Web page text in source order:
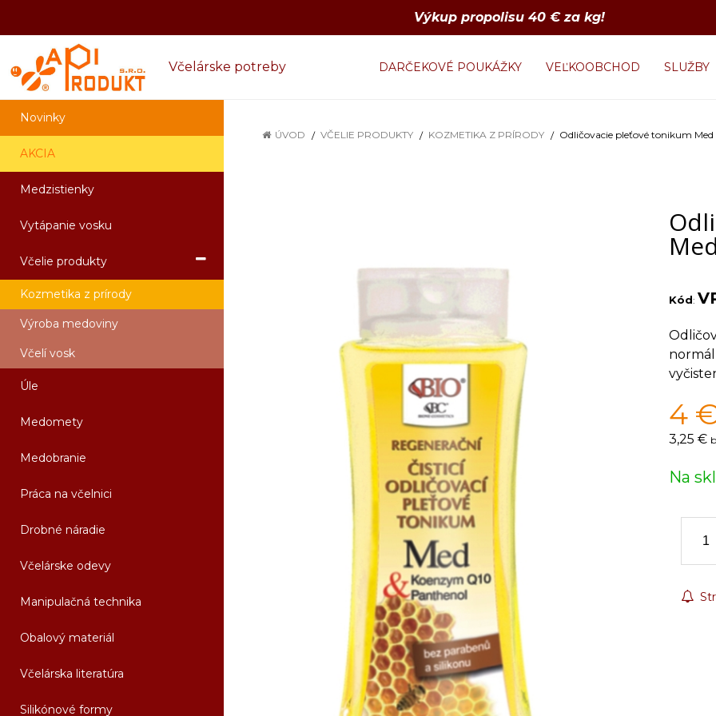
Výkup propolisu 40 € za kg!
Včelárske potreby DARČEKOVÉ POUKÁŽKY VEĽKOOBCHOD SLUŽBY
Novinky
AKCIA
Medzistienky
Vytápanie vosku
Včelie produkty
Kozmetika z prírody
Výroba medoviny
Včelí vosk
Úle
Medomety
Medobranie
Práca na včelnici
Drobné náradie
Včelárske odevy
Manipulačná technika
Obalový materiál
Včelárska literatúra
Silikónové formy
ÚVOD VČELIE PRODUKTY KOZMETIKA Z PRÍRODY Odličovacie pleťové tonikum Med
Kód:
4
3,25 €
Na